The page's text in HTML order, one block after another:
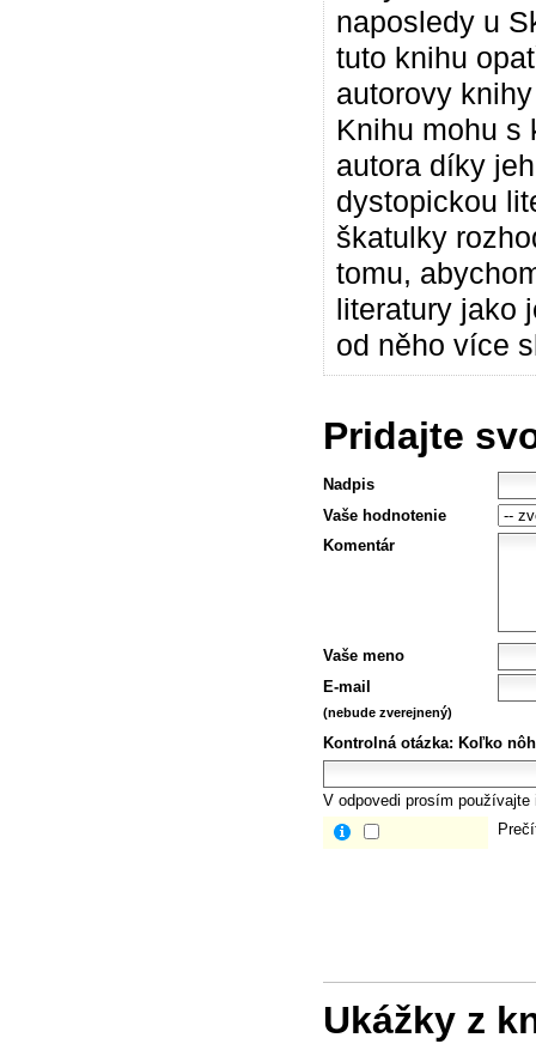
naposledy u
tuto knihu
autorovy
Knihu mohu s
autora díky
dystopickou
škatulky
tomu,
literatury jako
od něho více
Pridajte
Nadpis
Vaše hodnotenie
Komentár
Vaše meno
E-mail
(nebude zverejnený)
Kontrolná otázka: Koľko
V odpovedi prosím
Ukážky z